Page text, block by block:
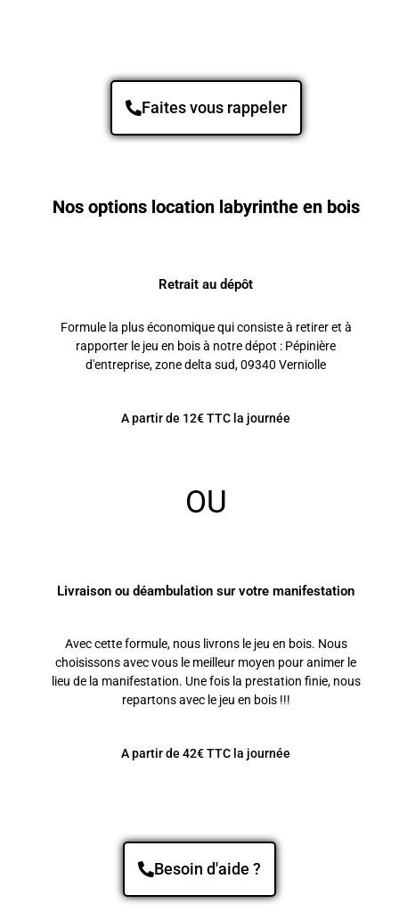
Faites vous rappeler
Nos options location labyrinthe en bois
Retrait au dépôt
Formule la plus économique qui consiste à retirer et à
rapporter le jeu en bois à notre dépot : Pépinière
d'entreprise, zone delta sud, 09340 Verniolle
A partir de 12€ TTC la journée
OU
Livraison ou déambulation sur votre manifestation
Avec cette formule, nous livrons le jeu en bois. Nous
choisissons avec vous le meilleur moyen pour animer le
lieu de la manifestation. Une fois la prestation finie, nous
repartons avec le jeu en bois !!!
A partir de 42€ TTC la journée
Besoin d'aide ?